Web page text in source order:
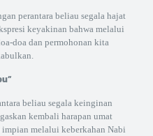
perantara beliau segala hajat
keyakinan bahwa melalui
doa dan permohonan kita
beliau segala keinginan
kembali harapan umat
melalui keberkahan Nabi